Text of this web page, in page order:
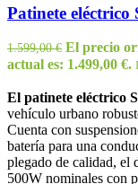
Patinete eléctrico
1.599,00€ El precio
actual es: 1.499,00 €.
El patinete eléctrico
vehículo urbano
Cuenta con
batería para una
plegado de calidad, el
500W nominales con